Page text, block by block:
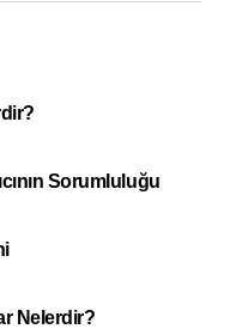
Sorumluluğu
Nelerdir?